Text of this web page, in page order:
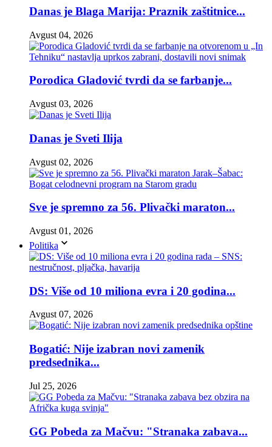
Danas je Blaga Marija: Praznik zaštitnice...
Avgust 04, 2026
Porodica Gladović tvrdi da se farbanje...
Avgust 03, 2026
Danas je Sveti Ilija
Avgust 02, 2026
Sve je spremno za 56. Plivački maraton...
Avgust 01, 2026
Politika
DS: Više od 10 miliona evra i 20 godina...
Avgust 07, 2026
Bogatić: Nije izabran novi zamenik
predsednika...
Jul 25, 2026
GG Pobeda za Mačvu: "Stranaka zabava...